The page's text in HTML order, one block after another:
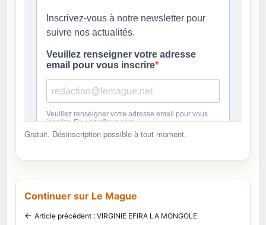
Gratuit. Désinscription possible à tout moment.
Continuer sur Le Mague
← Article précédent : VIRGINIE EFIRA LA MONGOLE